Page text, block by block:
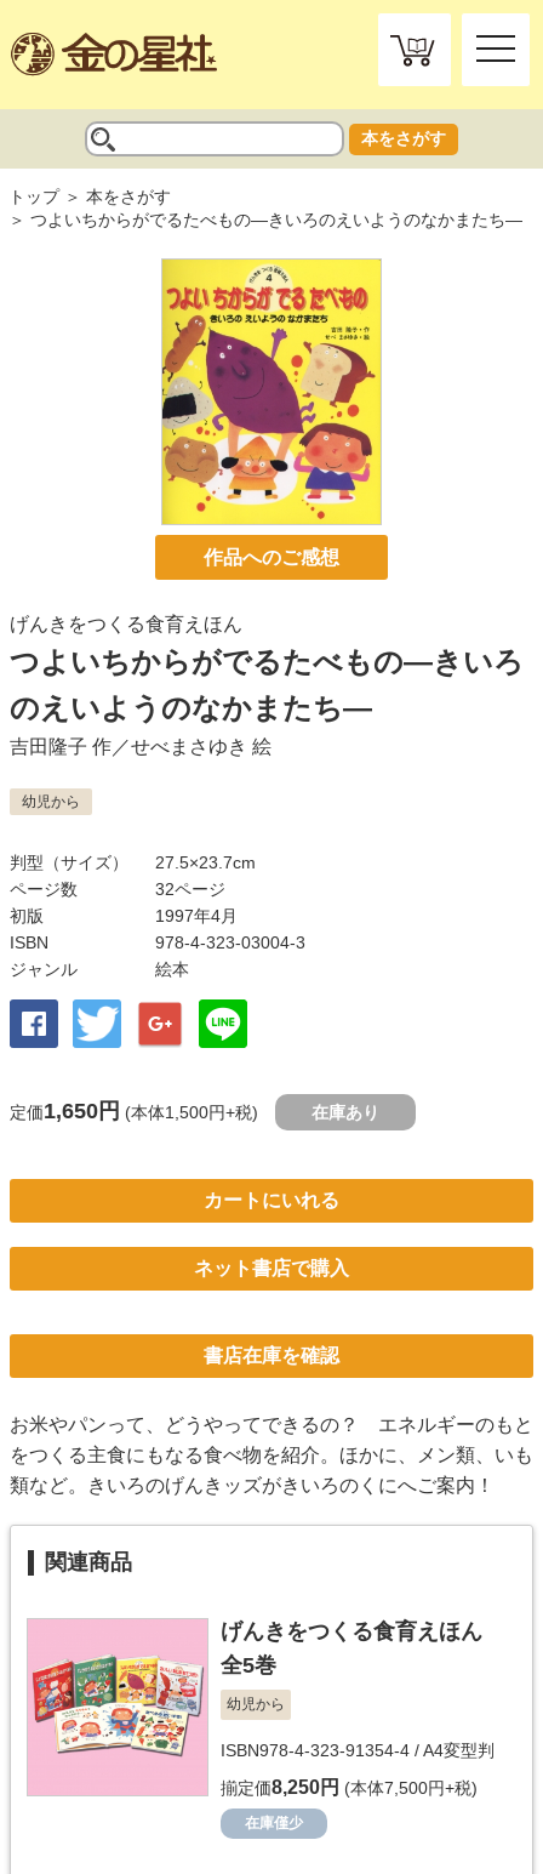
toggle
本をさがす
トップ
本をさがす
つよいちからがでるたべもの―きいろのえいようのなかまたち―
作品へのご感想
げんきをつくる食育えほん
つよいちからがでるたべもの―きいろ
のえいようのなかまたち―
吉田隆子 作／せべまさゆき 絵
幼児から
判型（サイズ）
27.5×23.7cm
ページ数
32ページ
初版
1997年4月
ISBN
978-4-323-03004-3
ジャンル
絵本
定価1,650円 (本体1,500円+税) 在庫あり
カートにいれる
ネット書店で購入
書店在庫を確認
お米やパンって、どうやってできるの？ エネルギーのもと
をつくる主食にもなる食べ物を紹介。ほかに、メン類、いも
類など。きいろのげんきッズがきいろのくにへご案内！
関連商品
げんきをつくる食育えほん
全5巻
幼児から
ISBN978-4-323-91354-4 / A4変型判
揃定価8,250円 (本体7,500円+税)
在庫僅少